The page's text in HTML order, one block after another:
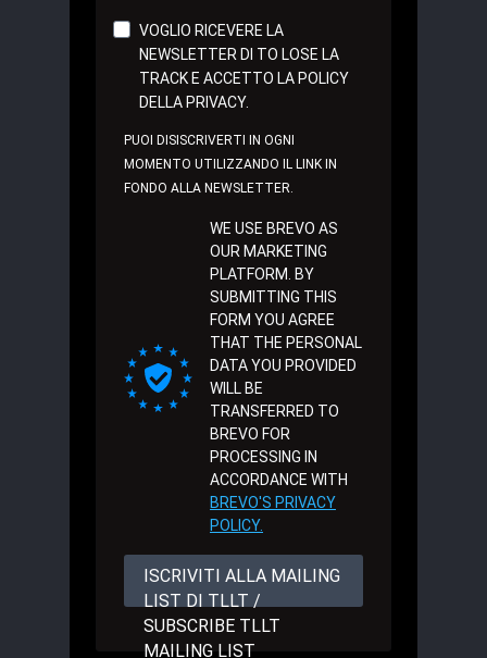
VOGLIO RICEVERE LA
NEWSLETTER DI TO LOSE LA
TRACK E ACCETTO LA POLICY
DELLA PRIVACY.
PUOI DISISCRIVERTI IN OGNI
MOMENTO UTILIZZANDO IL LINK IN
FONDO ALLA NEWSLETTER.
WE USE BREVO AS
OUR MARKETING
PLATFORM. BY
SUBMITTING THIS
FORM YOU AGREE
THAT THE PERSONAL
DATA YOU PROVIDED
WILL BE
TRANSFERRED TO
BREVO FOR
PROCESSING IN
ACCORDANCE WITH
BREVO'S PRIVACY
POLICY.
ISCRIVITI ALLA MAILING
LIST DI TLLT /
SUBSCRIBE TLLT
MAILING LIST